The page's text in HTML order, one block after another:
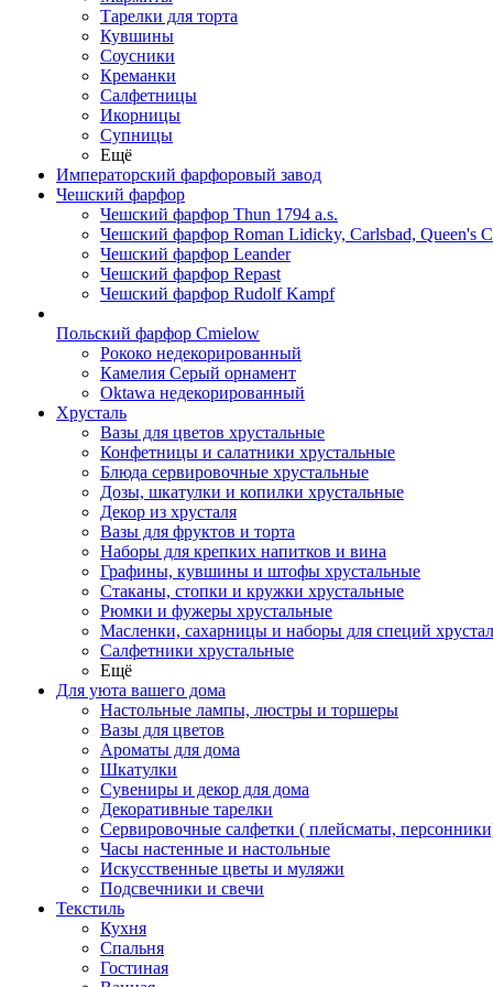
Тарелки для торта
Кувшины
Соусники
Креманки
Салфетницы
Икорницы
Супницы
Ещё
Императорский фарфоровый завод
Чешский фарфор
Чешский фарфор Thun 1794 a.s.
Чешский фарфор Roman Lidicky, Carlsbad, Queen's
Чешский фарфор Leander
Чешский фарфор Repast
Чешский фарфор Rudolf Kampf
Польский фарфор Сmielow
Рококо недекорированный
Камелия Серый орнамент
Oktawa недекорированный
Хрусталь
Вазы для цветов хрустальные
Конфетницы и салатники хрустальные
Блюда сервировочные хрустальные
Дозы, шкатулки и копилки хрустальные
Декор из хрусталя
Вазы для фруктов и торта
Наборы для крепких напитков и вина
Графины, кувшины и штофы хрустальные
Стаканы, стопки и кружки хрустальные
Рюмки и фужеры хрустальные
Масленки, сахарницы и наборы для специй
Салфетники хрустальные
Ещё
Для уюта вашего дома
Настольные лампы, люстры и торшеры
Вазы для цветов
Ароматы для дома
Шкатулки
Сувениры и декор для дома
Декоративные тарелки
Сервировочные салфетки ( плейсматы,
Часы настенные и настольные
Искусственные цветы и муляжи
Подсвечники и свечи
Текстиль
Кухня
Спальня
Гостиная